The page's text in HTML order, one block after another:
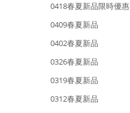
0418春夏新品限時優惠
0409春夏新品
0402春夏新品
0326春夏新品
0319春夏新品
0312春夏新品